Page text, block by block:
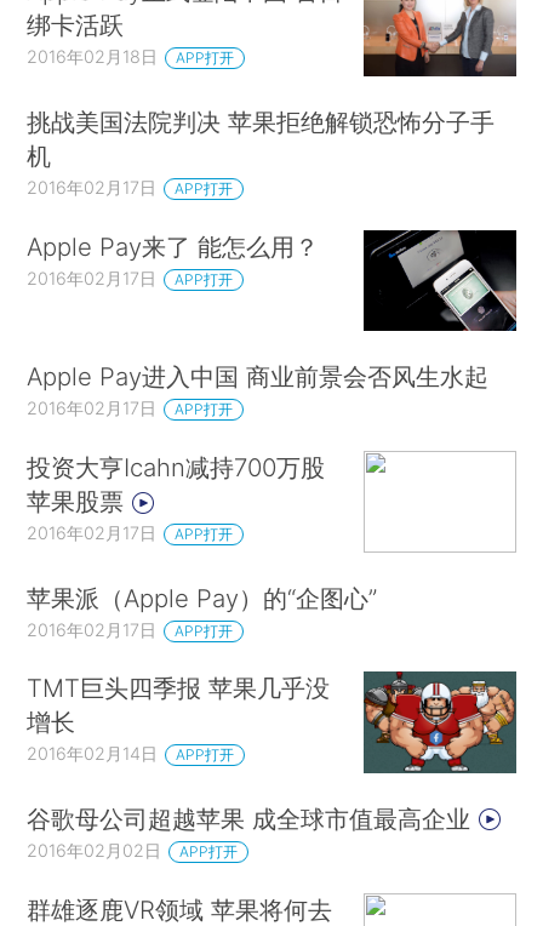
绑卡活跃
2016年02月18日 APP打开
挑战美国法院判决 苹果拒绝解锁恐怖分子手
机
2016年02月17日 APP打开
Apple Pay来了 能怎么用？
2016年02月17日 APP打开
Apple Pay进入中国 商业前景会否风生水起
2016年02月17日 APP打开
投资大亨Icahn减持700万股
苹果股票
2016年02月17日 APP打开
苹果派（Apple Pay）的“企图心”
2016年02月17日 APP打开
TMT巨头四季报 苹果几乎没
增长
2016年02月14日 APP打开
谷歌母公司超越苹果 成全球市值最高企业
2016年02月02日 APP打开
群雄逐鹿VR领域 苹果将何去